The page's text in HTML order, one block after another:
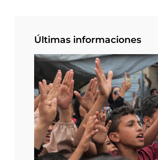
Últimas informaciones